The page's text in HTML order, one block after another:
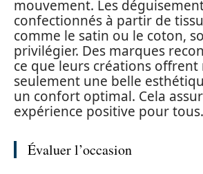
mouvement. Les
confectionnés à partir de
comme le satin ou le coton,
privilégier. Des marques
ce que leurs créations offrent
seulement une belle
un confort optimal. Cela
expérience positive pour tous.
Évaluer l’occasion